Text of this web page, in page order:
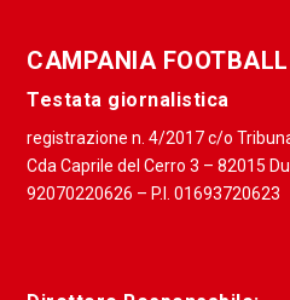
CAMPANIA
Testata giornalistica
registrazione n. 4/2017 c/o
Cda Caprile del Cerro 3 – 82015
92070220626 – P.I. 01693720623